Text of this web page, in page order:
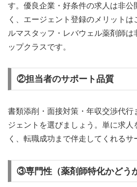
す。優良企業・好条件の求人は非公
く、エージェント登録のメリット
ルマスタッフ・レバウェル薬剤師は
ップクラスです。
②担当者のサポート品質
書類添削・面接対策・年収交渉代行
ジェントを選びましょう。単に求人
く、転職成功まで伴走してくれるサ
③専門性（薬剤師特化かどう